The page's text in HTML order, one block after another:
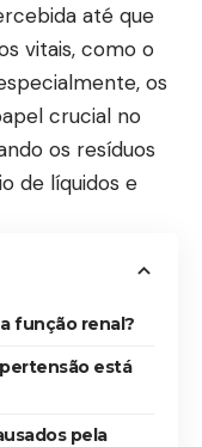
até que
vitais, como o
os
crucial no
os resíduos
de líquidos e
função renal?
está
pela